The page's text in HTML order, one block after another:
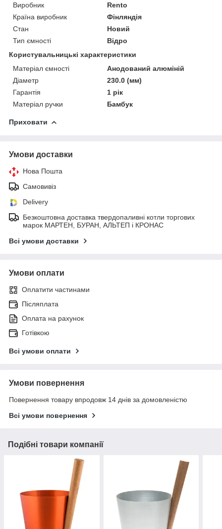
Виробник
Rento
Країна виробник
Фінляндія
Стан
Новий
Тип ємності
Відро
Користувальницькі характеристики
Матеріал ємності
Анодований алюміній
Діаметр
230.0 (мм)
Гарантія
1 рік
Матеріал ручки
Бамбук
Приховати
Умови доставки
Нова Пошта
Самовивіз
Delivery
Безкоштовна доставка твердопаливні котли торгових
марок МАРТЕН, БУРАН, АЛЬТЕП і КРОНАС
Всі умови доставки
Умови оплати
Оплатити частинами
Післяплата
Оплата на рахунок
Готівкою
Всі умови оплати
Умови повернення
Повернення товару впродовж 14 днів за домовленістю
Всі умови повернення
Подібні товари компанії